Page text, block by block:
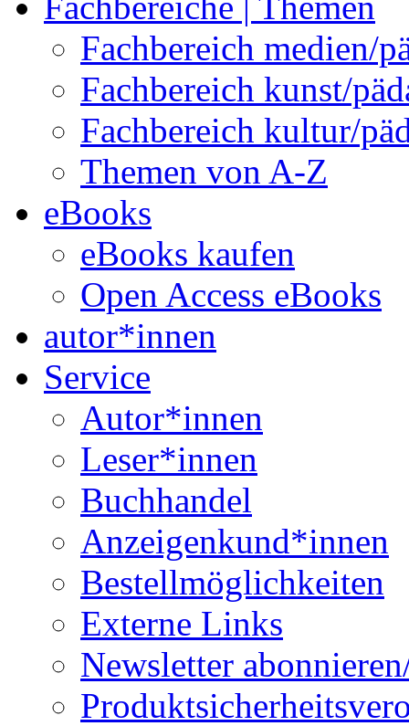
Fachbereich medien/
Fachbereich kunst/
Fachbereich kultur/
Themen von A-Z
eBooks
eBooks kaufen
Open Access eBooks
autor*innen
Service
Autor*innen
Leser*innen
Buchhandel
Anzeigenkund*innen
Bestellmöglichkeiten
Externe Links
Newsletter